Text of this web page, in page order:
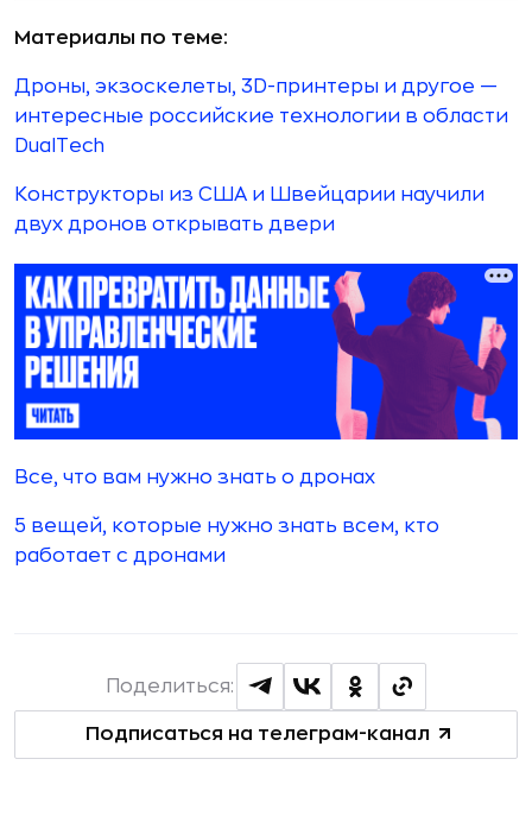
Материалы по теме:
Дроны, экзоскелеты, 3D-принтеры и другое —
интересные российские технологии в области
DualTech
Конструкторы из США и Швейцарии научили
двух дронов открывать двери
Все, что вам нужно знать о дронах
5 вещей, которые нужно знать всем, кто
работает с дронами
Подписаться на телеграм-канал
Поделиться: